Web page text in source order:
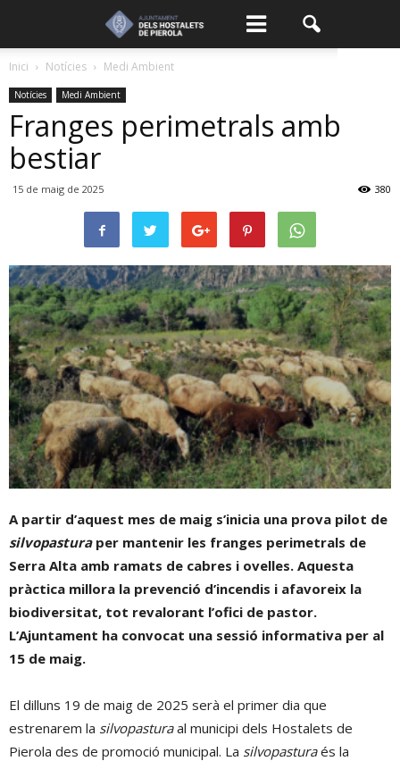
Inici Notícies Medi Ambient
Notícies Medi Ambient
Franges perimetrals amb
bestiar
15 de maig de 2025 380
A partir d’aquest mes de maig s’inicia una prova pilot de
silvopasturaper mantenir les franges perimetrals de
Serra Alta amb ramats de cabres i ovelles. Aquesta
pràctica millora la prevenció d’incendis i afavoreix la
biodiversitat, tot revalorant l’ofici de pastor.
L’Ajuntament ha convocat una sessió informativa per al
15 de maig.
El dilluns 19 de maig de 2025 serà el primer dia que
estrenarem la silvopasturaal municipi dels Hostalets de
Pierola des de promoció municipal. La silvopasturaés la